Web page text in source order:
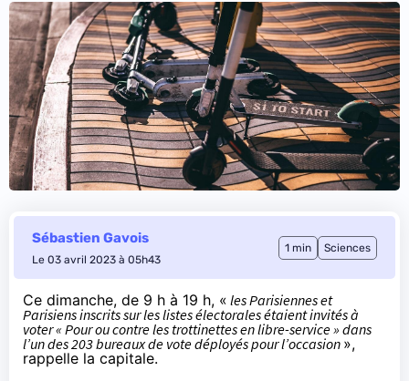
Sébastien Gavois
Le 03 avril 2023 à 05h43
1 min Sciences
Ce dimanche, de 9 h à 19 h, « les Parisiennes et
Parisiens inscrits sur les listes électorales étaient invités à
voter « Pour ou contre les trottinettes en libre-service » dans
l’un des 203 bureaux de vote déployés pour l’occasion »,
rappelle la capitale.